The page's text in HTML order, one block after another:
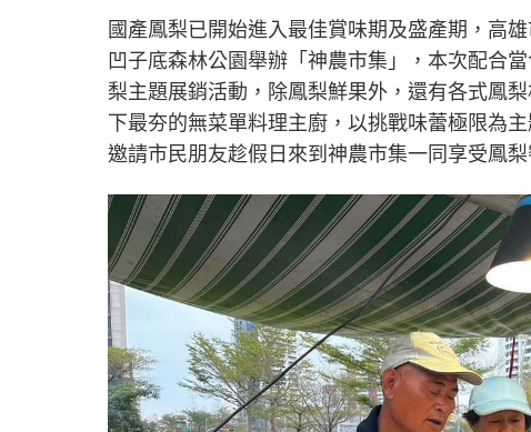
國產鳳梨已開始進入最佳賞味期及盛產期，高
凹子底森林公園舉辦「神農市集」，本次配合
梨主題展銷活動，除鳳梨鮮果外，還有各式鳳
下最夯的無菜單料理主廚，以挑戰味蕾極限為
邀請市民朋友趁假日來到神農市集一同享受鳳梨